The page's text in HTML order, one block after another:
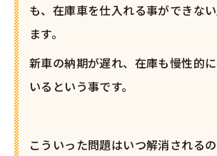
も、在庫車を仕入れる事ができな
ます。
新車の納期が遅れ、在庫も慢性的
いるという事です。
こういった問題はいつ解消される